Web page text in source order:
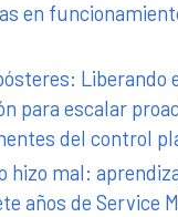
en
Liberando
para escalar
del control
hizo mal:
años de Service